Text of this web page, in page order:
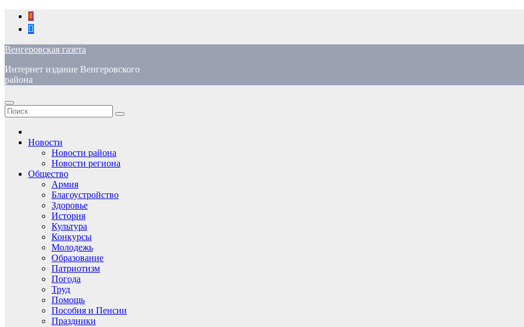
Перейти
содержимому
Венгеровская газета
Интернет издание Венгеровского
района
Новости
Новости района
Новости региона
Общество
Армия
Благоустройство
Здоровье
История
Культура
Конкурсы
Молодежь
Образование
Патриотизм
Погода
Труд
Помощь
Пособия и Пенсии
Праздники